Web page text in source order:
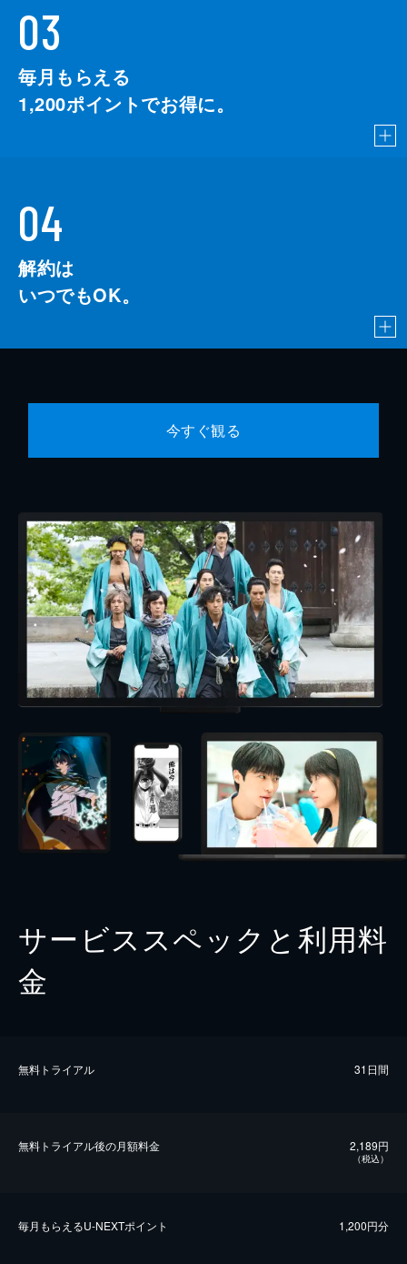
03
毎月もらえる
1,200ポイントでお得に。
04
解約は
いつでもOK。
今すぐ観る
サービススペックと利用料
金
無料トライアル 31日間
無料トライアル後の⽉額料金 2,189円
（税込）
毎⽉もらえるU-NEXTポイント 1,200円分